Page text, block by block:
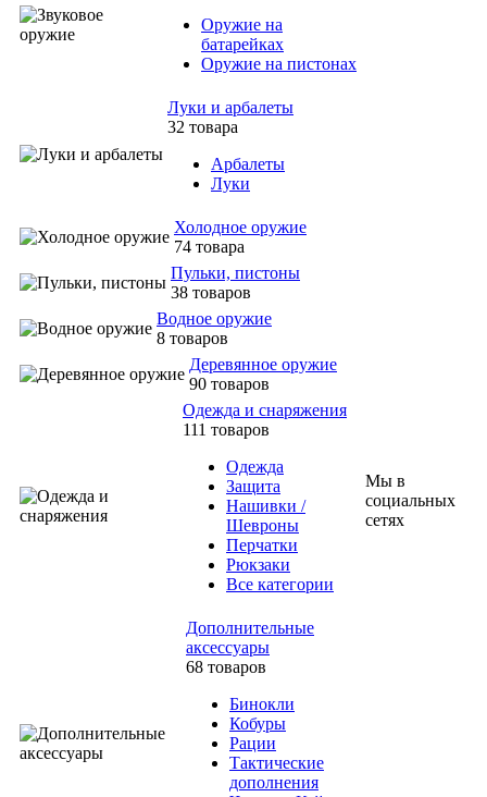
Оружие на
батарейках
Оружие на пистонах
Луки и арбалеты
32 товара
Арбалеты
Луки
Холодное оружие
74 товара
Пульки, пистоны
38 товаров
Водное оружие
8 товаров
Деревянное оружие
90 товаров
Одежда и снаряжения
111 товаров
Одежда
Защита
Нашивки /
Шевроны
Перчатки
Рюкзаки
Все категории
Дополнительные
аксессуары
68 товаров
Бинокли
Кобуры
Рации
Тактические
дополнения
Мы в
социальных
сетях